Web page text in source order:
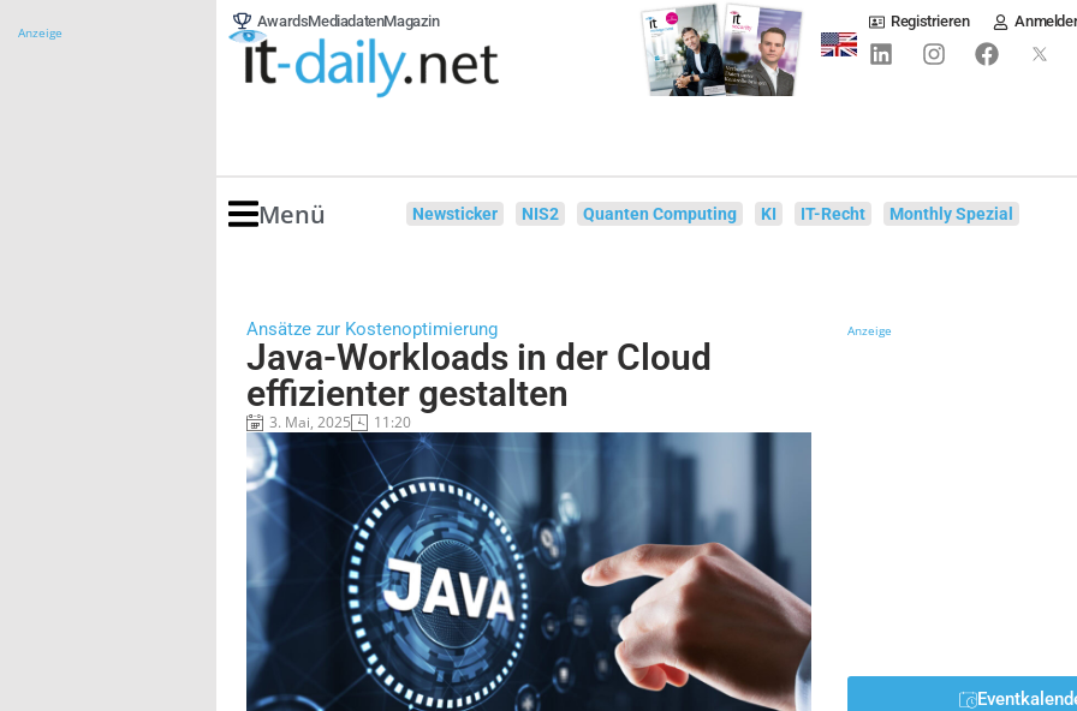
Anzeige
AwardsMediadatenMagazin Registrieren
Menü Newsticker NIS2 Quanten Computing KI IT-Recht Monthly Spezial
Ansätze zur Kostenoptimierung
Java-Workloads in der Cloud
effizienter gestalten
3. Mai, 2025 11:20
Anzeige